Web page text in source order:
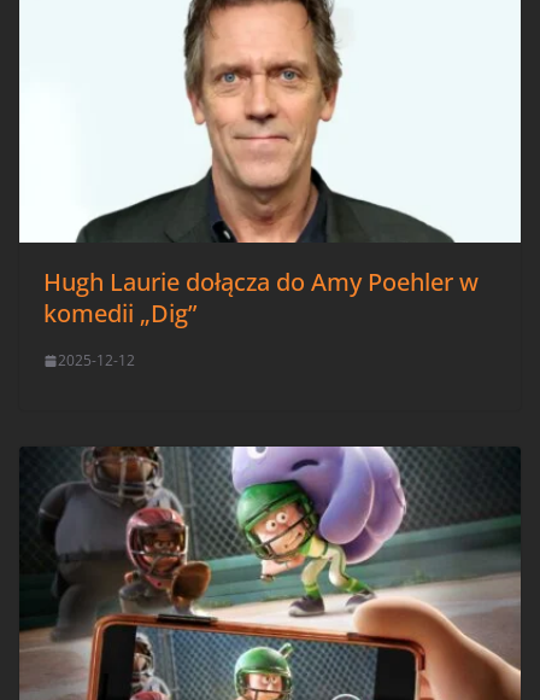
Hugh Laurie dołącza do Amy Poehler w
komedii „Dig”
2025-12-12